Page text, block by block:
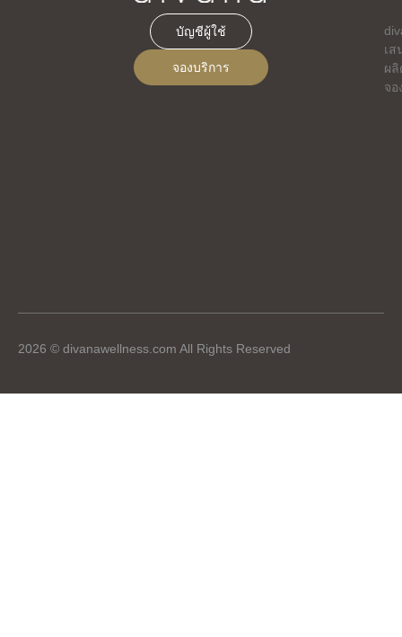
บัญชีผู้ใช้
จองบริการ
เส
ผ
จ
2026 © divanawellness.com All Rights Reserved